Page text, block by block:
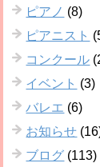
ピアノ (8)
ピアニスト
コンクール
イベント (3)
バレエ (6)
お知らせ
ブログ (113)